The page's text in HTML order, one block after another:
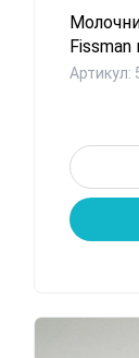
Fissman
Артикул: